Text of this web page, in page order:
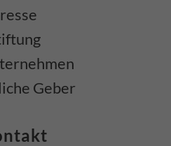
Geber